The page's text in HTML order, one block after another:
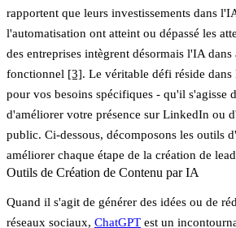
rapportent que leurs investissements dans
l'automatisation ont atteint ou dépassé les
des entreprises intègrent désormais l'IA
fonctionnel [3]. Le véritable défi réside
pour vos besoins spécifiques - qu'il s'agisse
d'améliorer votre présence sur LinkedIn ou
public. Ci-dessous, décomposons les outils
améliorer chaque étape de la création de
Outils de Création de Contenu par IA
Quand il s'agit de générer des idées ou de
réseaux sociaux, ChatGPT est un